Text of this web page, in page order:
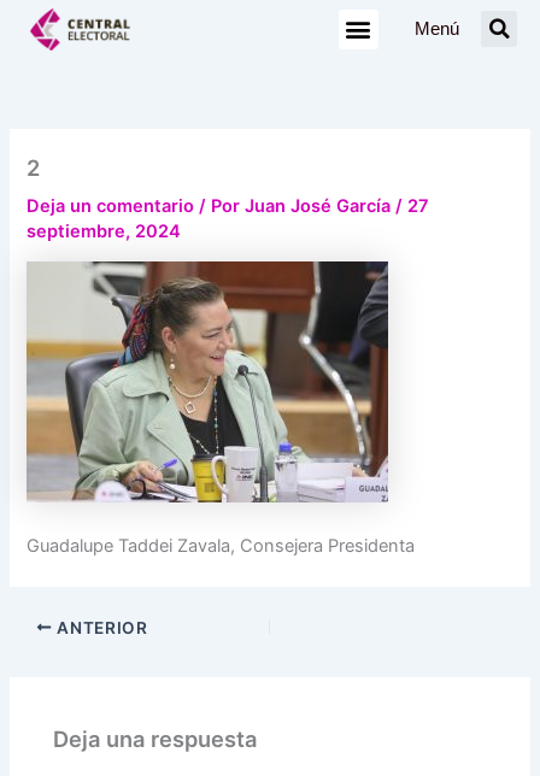
Menú
2
Deja un comentario / PorJuan José García/ 27
septiembre, 2024
Guadalupe Taddei Zavala, Consejera Presidenta
ANTERIOR
Deja una respuesta